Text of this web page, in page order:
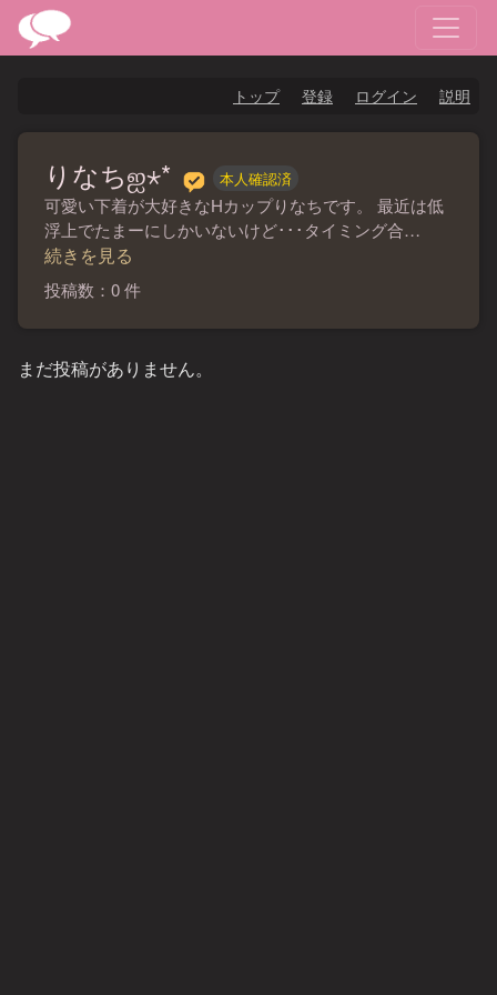
トップ 登録 ログイン 説明
りなちஐ⋆* 本人確認済
可愛い下着が大好きなHカップりなちです。 最近は低
浮上でたまーにしかいないけど･･･タイミング合…
続きを見る
投稿数：0 件
まだ投稿がありません。